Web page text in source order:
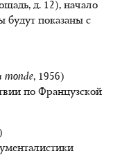
д. 12), начало
будут показаны с
monde, 1956)
по Французской